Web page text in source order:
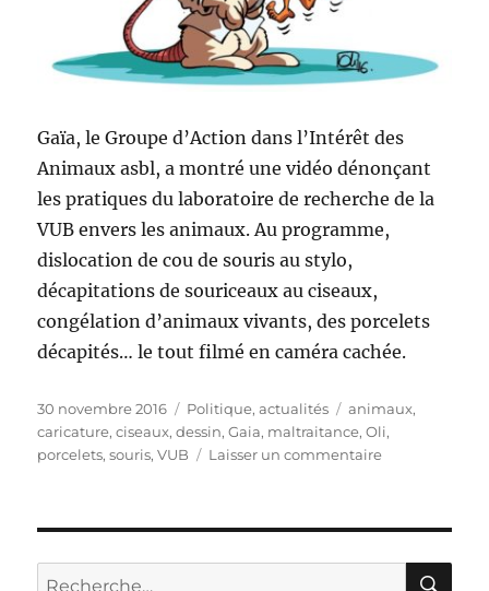
Gaïa, le Groupe d’Action dans l’Intérêt des
Animaux asbl, a montré une vidéo dénonçant
les pratiques du laboratoire de recherche de la
VUB envers les animaux. Au programme,
dislocation de cou de souris au stylo,
décapitations de souriceaux au ciseaux,
congélation d’animaux vivants, des porcelets
décapités… le tout filmé en caméra cachée.
Publié
le
30 novembre 2016 Catégories
Politique, actualités Étiquettes
animaux,
caricature,ciseaux,dessin,Gaia, maltraitance,Oli,
porcelets,souris,VUB Laisser un commentairesur
!
Recherche